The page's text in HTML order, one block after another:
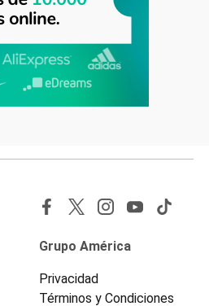
Grupo América
Privacidad
Términos y Condiciones